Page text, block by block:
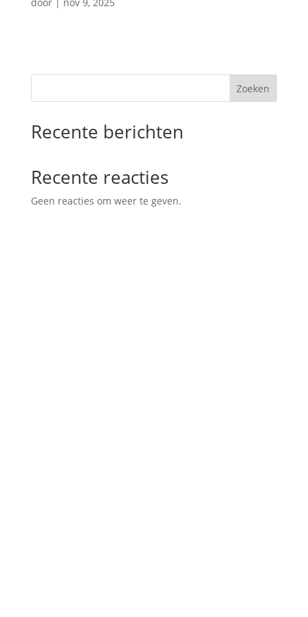
Zoeken
Recente berichten
Recente reacties
Geen reacties om weer te geven.